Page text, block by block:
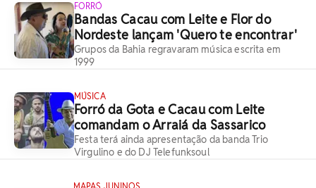
FORRÓ
Bandas Cacau com Leite e Flor do
Nordeste lançam 'Quero te encontrar'
Grupos da Bahia regravaram música escrita em
1999
MÚSICA
Forró da Gota e Cacau com Leite
comandam o Arraiá da Sassarico
Festa terá ainda apresentação da banda Trio
Virgulino e do DJ Telefunksoul